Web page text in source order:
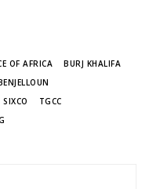
OF AFRICA
BURJ KHALIFA
SIXCO
TGCC